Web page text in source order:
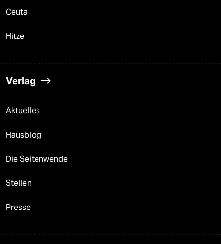
Ceuta
Hitze
Verlag
Aktuelles
Hausblog
Die Seitenwende
Stellen
Presse